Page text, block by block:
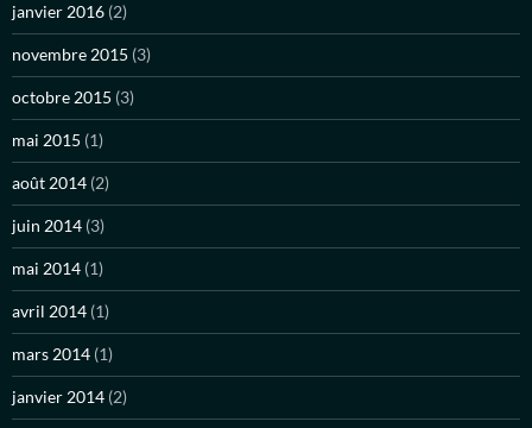
janvier 2016 (2)
novembre 2015 (3)
octobre 2015 (3)
mai 2015 (1)
août 2014 (2)
juin 2014 (3)
mai 2014 (1)
avril 2014 (1)
mars 2014 (1)
janvier 2014 (2)